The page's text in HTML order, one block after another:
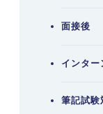
面接後
インター
筆記試験